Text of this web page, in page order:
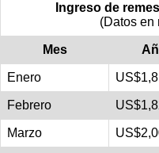
Ingreso de
(Datos en
Mes
Enero
Febrero
Marzo